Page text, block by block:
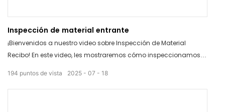
Inspección de material entrante
¡Bienvenidos a nuestro video sobre Inspección de Material
Recibo! En este video, les mostraremos cómo inspeccionamos
garantizar que cumplan con los más altos estándares de
calidad. Desde inspecciones visuales exhaustivas hasta
2025 07 18
194 puntos de vista